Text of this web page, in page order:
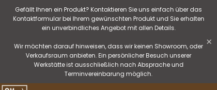
Gefällt Ihnen ein Produkt? Kontaktieren Sie uns einfach über das
Kontaktformular bei Ihrem gewünschten Produkt und Sie erhalten
ein unverbindliches Angebot mit allen Details.
Wir möchten darauf hinweisen, dass wir keinen Showroom, oder
Verkaufsraum anbieten. Ein persönlicher Besuch unserer
Werkstätte ist ausschließlich nach Absprache und
Terminvereinbarung möglich.
✕